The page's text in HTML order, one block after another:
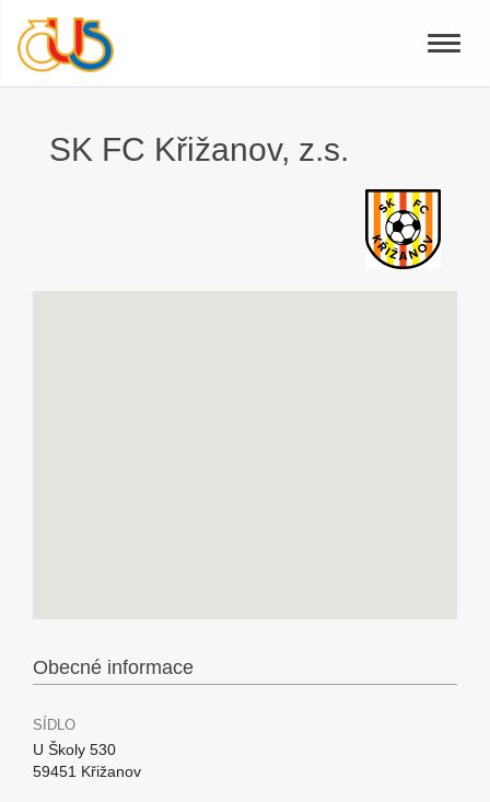
Toggle
SK FC Křižanov, z.s.
Obecné informace
SÍDLO
U Školy 530
59451 Křižanov